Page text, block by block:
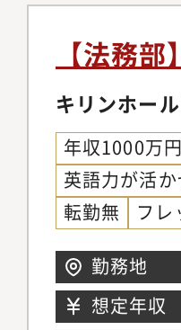
【法務
キリンホー
年収1000万
英語力が活か
転勤無
フレ
勤務地
想定年収